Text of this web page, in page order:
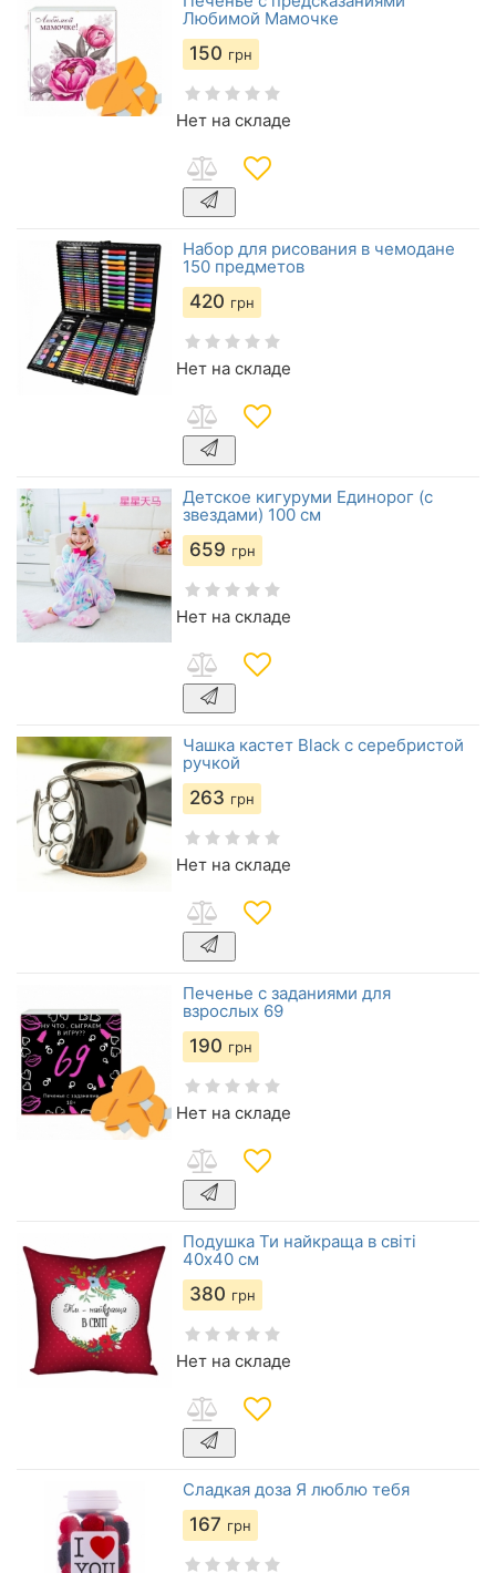
Любимой Мамочке
150 грн
Нет на складе
Набор для рисования в чемодане
150 предметов
420 грн
Нет на складе
Детское кигуруми Eдинорог (с
звездами) 100 см
659 грн
Нет на складе
Чашка кастет Black с серебристой
ручкой
263 грн
Нет на складе
Печенье с заданиями для
взрослых 69
190 грн
Нет на складе
Подушка Ти найкраща в світі
40х40 см
380 грн
Нет на складе
Сладкая доза Я люблю тебя
167 грн